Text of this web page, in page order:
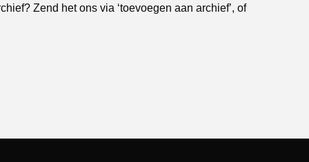
Zend het ons via ‘toevoegen aan archief’, of